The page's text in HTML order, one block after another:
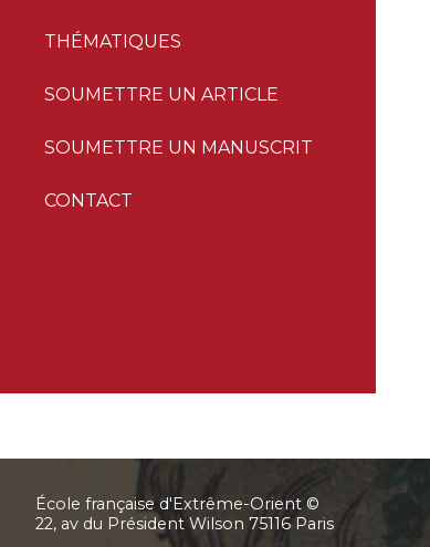
THÉMATIQUES
SOUMETTRE UN ARTICLE
SOUMETTRE UN MANUSCRIT
CONTACT
École française d'Extrême-Orient ©
22, av du Président Wilson 75116 Paris